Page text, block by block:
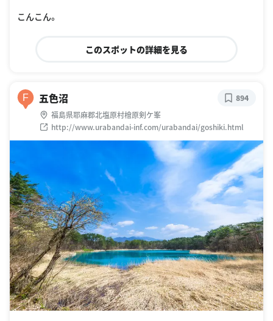
こんこん。
このスポットの詳細を見る
F 五色沼
福島県耶麻郡北塩原村檜原剣ケ峯
http://www.urabandai-inf.com/urabandai/goshiki.html
894